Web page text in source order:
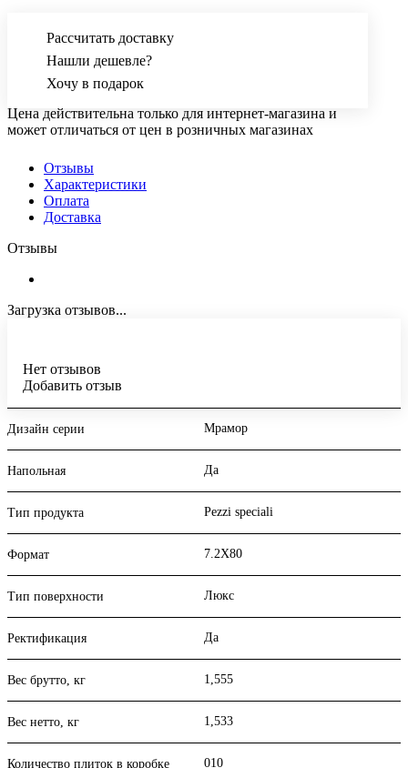
Рассчитать доставку
Нашли дешевле?
Хочу в подарок
Цена действительна только для интернет-магазина и
может отличаться от цен в розничных магазинах
Отзывы
Характеристики
Оплата
Доставка
Отзывы
Загрузка отзывов...
Нет отзывов
Добавить отзыв
Дизайн серии Мрамор
Напольная Да
Тип продукта Pezzi speciali
Формат 7.2X80
Тип поверхности Люкс
Ректификация Да
Вес брутто, кг 1,555
Вес нетто, кг 1,533
Количество плиток в коробке 010